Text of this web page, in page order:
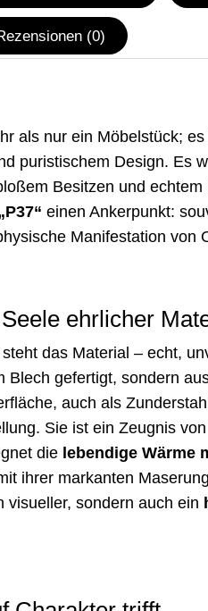
(0)
als nur ein Möbelstück;
puristischem Design. Es
Besitzen und
einen Ankerpunkt:
Manifestation von
ehrlicher
das Material – echt,
Blech gefertigt, sondern
auch als
Sie ist ein Zeugnis
die lebendige Wärme
ihrer markanten
visueller, sondern auch ein